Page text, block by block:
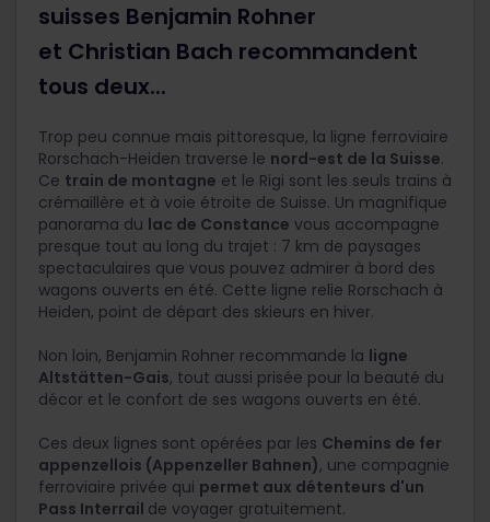
suisses Benjamin Rohner
et Christian Bach recommandent
tous deux...
Trop peu connue mais pittoresque, la ligne ferroviaire
Rorschach-Heiden traverse le nord-est de la Suisse.
Ce train de montagne et le Rigi sont les seuls trains à
crémaillère et à voie étroite de Suisse. Un magnifique
panorama du lac de Constance vous accompagne
presque tout au long du trajet : 7 km de paysages
spectaculaires que vous pouvez admirer à bord des
wagons ouverts en été. Cette ligne relie Rorschach à
Heiden, point de départ des skieurs en hiver.
Non loin, Benjamin Rohner recommande la ligne
Altstätten-Gais, tout aussi prisée pour la beauté du
décor et le confort de ses wagons ouverts en été.
Ces deux lignes sont opérées par les Chemins de fer
appenzellois (Appenzeller Bahnen), une compagnie
ferroviaire privée qui permet aux détenteurs d'un
Pass Interrail de voyager gratuitement.